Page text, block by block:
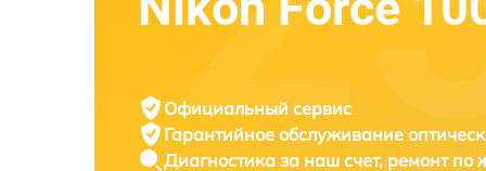
Официальный сервис
Гарантийное обслуживание
Диагностика за наш счет, ремонт по